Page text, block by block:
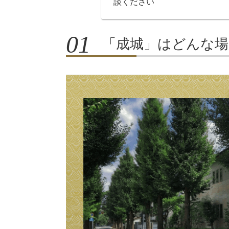
「成城」はどんな